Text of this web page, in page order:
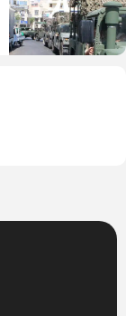
צבא וביטחון